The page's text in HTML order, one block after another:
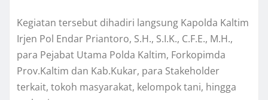
Kegiatan tersebut dihadiri langsung Kapolda Kaltim
Irjen Pol Endar Priantoro, S.H., S.I.K., C.F.E., M.H.,
para Pejabat Utama Polda Kaltim, Forkopimda
Prov.Kaltim dan Kab.Kukar, para Stakeholder
terkait, tokoh masyarakat, kelompok tani, hingga